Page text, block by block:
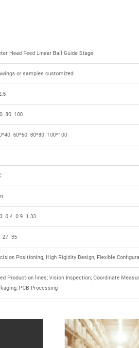
Head Feed Linear Ball Guide Stage
or samples customized
80 100
60*60 80*80 100*100
0.4 0.9 1.33
27 35
Positioning, High Rigidity Design, Flexible
Production lines; Vision Inspection; Coordinate
PCB Processing